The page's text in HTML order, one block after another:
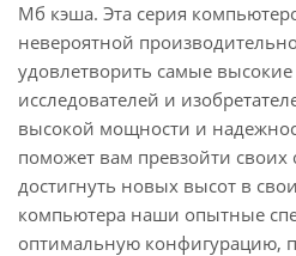
Мб кэша. Эта серия
невероятной
удовлетворить самые
исследователей и
высокой мощности и
поможет вам превзойти своих
достигнуть новых высот в
компьютера наши опытные
оптимальную конфигурацию,